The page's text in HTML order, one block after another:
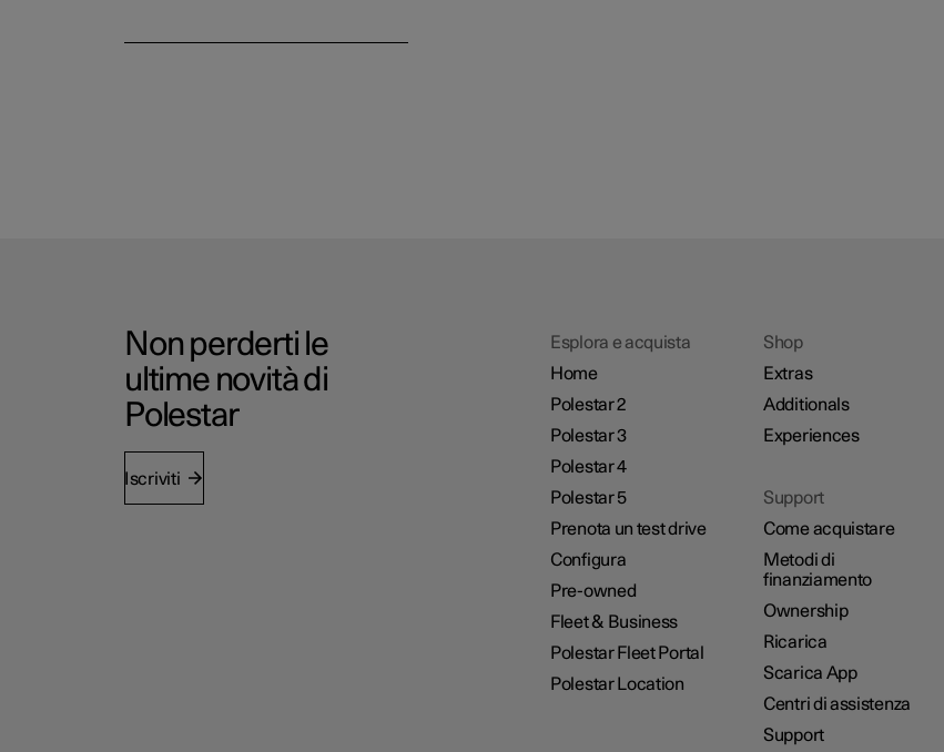
Non perderti le
ultime novità di
Polestar
Iscriviti
Esplora e acquista
Home
Polestar 2
Polestar 3
Polestar 4
Polestar 5
Prenota un test drive
Configura
Pre-owned
Fleet & Business
Polestar Fleet Portal
Polestar Location
Shop
Extras
Additionals
Experiences
Support
Come acquistare
Metodi di
finanziamento
Ownership
Ricarica
Scarica App
Centri di assistenza
Support